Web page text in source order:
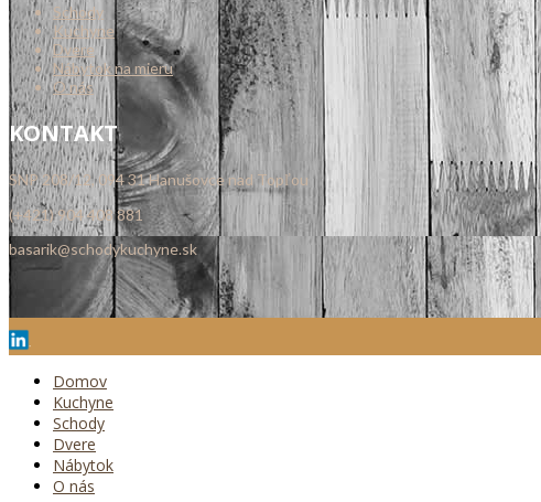
Schody
Kuchyne
Dvere
Nábytok na mieru
O nás
KONTAKT
SNP 208/12, 094 31 Hanušovce nad Topľou
(+421) 904 408 881
basarik@schodykuchyne.sk
Domov
Kuchyne
Schody
Dvere
Nábytok
O nás